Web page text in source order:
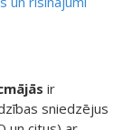
ir
sniedzējus